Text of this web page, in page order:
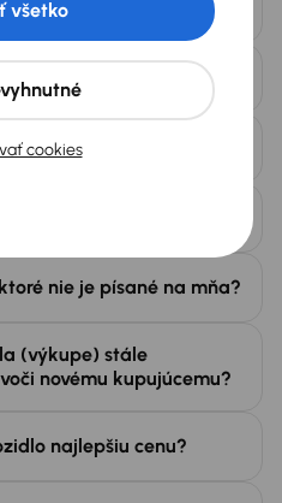
nie je písané na mňa?
najlepšiu cenu?
mať so sebou?
(výkupe) stále
novému kupujúcemu?
cookies
všetko